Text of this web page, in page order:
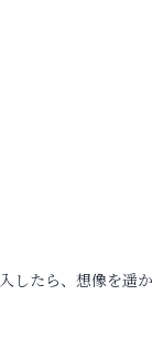
したら、想像を遥